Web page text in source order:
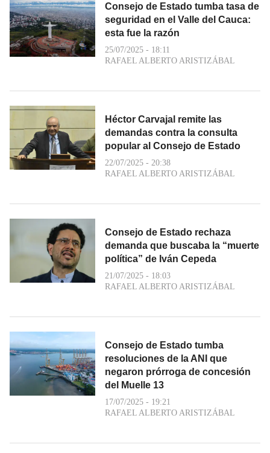
Consejo de Estado tumba tasa de
seguridad en el Valle del Cauca:
esta fue la razón
25/07/2025 - 18:11
RAFAEL ALBERTO ARISTIZÁBAL
Héctor Carvajal remite las
demandas contra la consulta
popular al Consejo de Estado
22/07/2025 - 20:38
RAFAEL ALBERTO ARISTIZÁBAL
Consejo de Estado rechaza
demanda que buscaba la “muerte
política” de Iván Cepeda
21/07/2025 - 18:03
RAFAEL ALBERTO ARISTIZÁBAL
Consejo de Estado tumba
resoluciones de la ANI que
negaron prórroga de concesión
del Muelle 13
17/07/2025 - 19:21
RAFAEL ALBERTO ARISTIZÁBAL